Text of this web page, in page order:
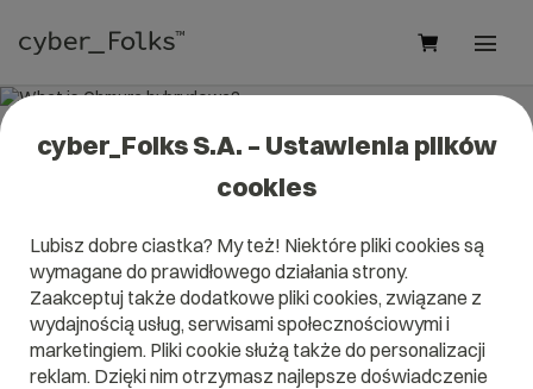
What is Chmura hybrydowa?
It will help you better understand what exactly it isChmura
hybrydowaand what is the meaning to you in everyday
use.
cyber_Folks S.A. – Ustawienia plików
cookies
Lubisz dobre ciastka? My też! Niektóre pliki cookies są
wymagane do prawidłowego działania strony.
Zaakceptuj także dodatkowe pliki cookies, związane z
wydajnością usług, serwisami społecznościowymi i
marketingiem. Pliki cookie służą także do personalizacji
reklam. Dzięki nim otrzymasz najlepsze doświadczenie